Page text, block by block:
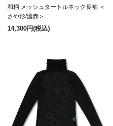
和柄 メッシュタートルネック長袖 ＜
さや形/濃赤＞
14,300円(税込)